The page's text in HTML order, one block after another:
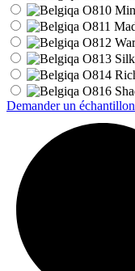
Demander un échantillon